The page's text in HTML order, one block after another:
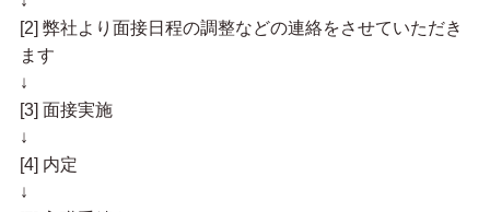
[2] 弊社より面接日程の調整などの連絡をさせていただき
ます
↓
[3] 面接実施
↓
[4] 内定
↓